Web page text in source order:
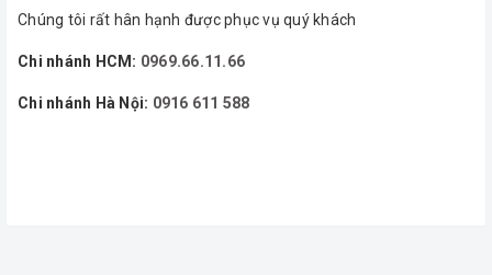
Chúng tôi rất hân hạnh được phục vụ quý khách
Chi nhánh HCM: 0969.66.11.66
Chi nhánh Hà Nội: 0916 611 588